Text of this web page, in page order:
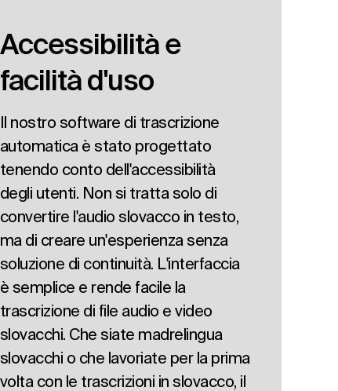
Accessibilità e
facilità d'uso
Il nostro software di trascrizione
automatica è stato progettato
tenendo conto dell'accessibilità
degli utenti. Non si tratta solo di
convertire l'audio slovacco in testo,
ma di creare un'esperienza senza
soluzione di continuità. L'interfaccia
è semplice e rende facile la
trascrizione di file audio e video
slovacchi. Che siate madrelingua
slovacchi o che lavoriate per la prima
volta con le trascrizioni in slovacco, il